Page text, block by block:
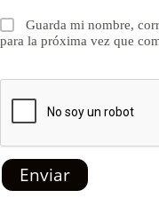
Guarda mi nombre,
para la próxima vez que
Enviar